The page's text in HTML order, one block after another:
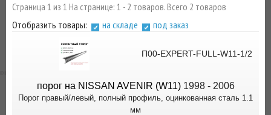
Страница 1 из 1 На странице: 1 - 2 товаров. Всего 2 товаров
Отобразить товары:
на складе под заказ
П00-EXPERT-FULL-W11-1/2
порог на NISSAN AVENIR (W11)1998 - 2006
Порог правый/левый, полный профиль, оцинкованная сталь 1.1
мм
ЗАПЧАСТИ К
ЗАКАЗУ ЧЕРЕЗ